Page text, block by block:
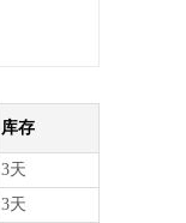
库存
3天
3天